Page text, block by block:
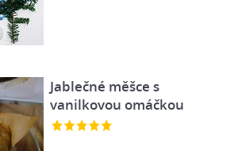
Jablečné měšce s
vanilkovou omáčkou